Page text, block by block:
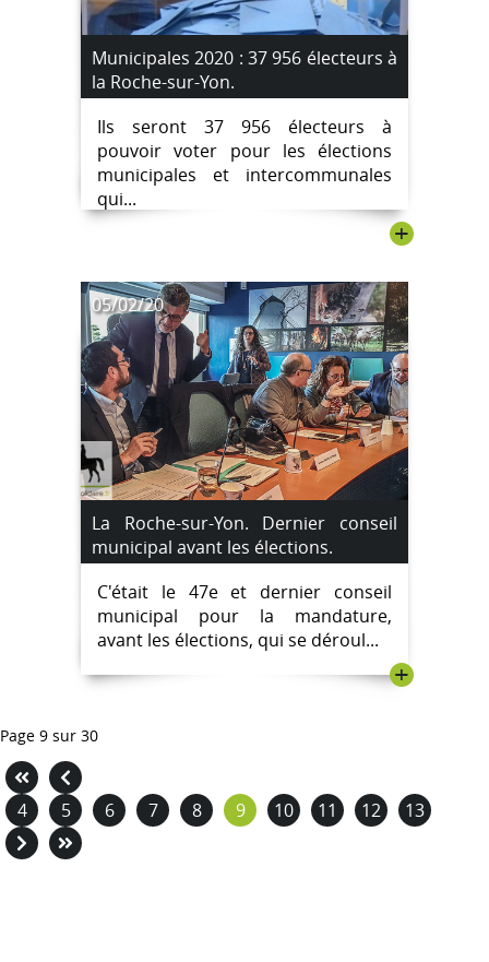
Municipales 2020 : 37 956 électeurs à
la Roche-sur-Yon.
Ils seront 37 956 électeurs à
pouvoir voter pour les élections
municipales et intercommunales
qui...
+
05/02/20
La Roche-sur-Yon. Dernier conseil
municipal avant les élections.
C'était le 47e et dernier conseil
municipal pour la mandature,
avant les élections, qui se déroul...
+
Page 9 sur 30
4 5 6 7 8 9 10 11 12 13